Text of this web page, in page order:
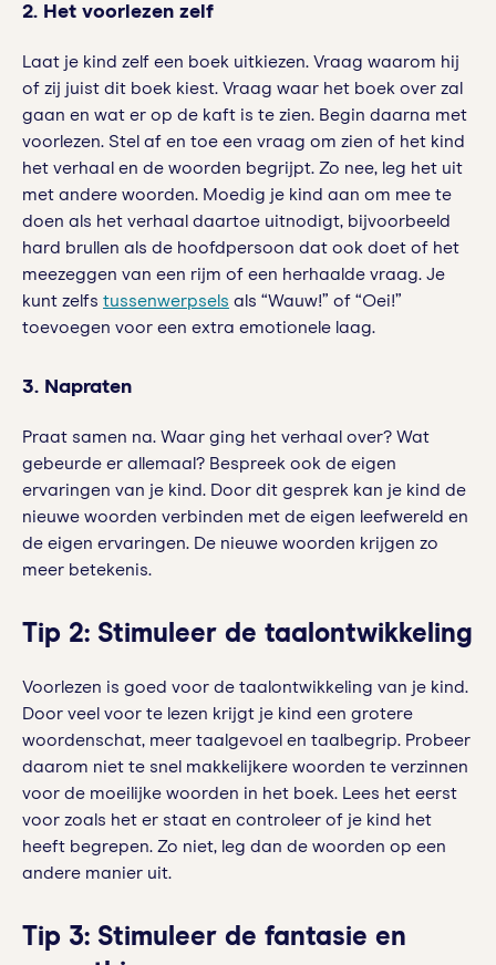
2. Het voorlezen zelf
Laat je kind zelf een boek uitkiezen. Vraag waarom hij
of zij juist dit boek kiest. Vraag waar het boek over zal
gaan en wat er op de kaft is te zien. Begin daarna met
voorlezen. Stel af en toe een vraag om zien of het kind
het verhaal en de woorden begrijpt. Zo nee, leg het uit
met andere woorden. Moedig je kind aan om mee te
doen als het verhaal daartoe uitnodigt, bijvoorbeeld
hard brullen als de hoofdpersoon dat ook doet of het
meezeggen van een rijm of een herhaalde vraag. Je
kunt zelfs tussenwerpsels als “Wauw!” of “Oei!”
toevoegen voor een extra emotionele laag.
3. Napraten
Praat samen na. Waar ging het verhaal over? Wat
gebeurde er allemaal? Bespreek ook de eigen
ervaringen van je kind. Door dit gesprek kan je kind de
nieuwe woorden verbinden met de eigen leefwereld en
de eigen ervaringen. De nieuwe woorden krijgen zo
meer betekenis.
Tip 2: Stimuleer de taalontwikkeling
Voorlezen is goed voor de taalontwikkeling van je kind.
Door veel voor te lezen krijgt je kind een grotere
woordenschat, meer taalgevoel en taalbegrip. Probeer
daarom niet te snel makkelijkere woorden te verzinnen
voor de moeilijke woorden in het boek. Lees het eerst
voor zoals het er staat en controleer of je kind het
heeft begrepen. Zo niet, leg dan de woorden op een
andere manier uit.
Tip 3: Stimuleer de fantasie en